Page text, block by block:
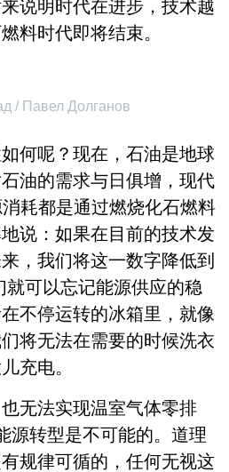
说明时代在进步，技术越
料时代即将结束。
/ Павел Долганов
何呢？现在，石油是地球
油的需求与日俱增，现代
耗都是通过燃烧化石燃料
说：如果在目前的技术发
，我们将这一数字降低到
可以忘记能源供应的稳
不停运转的冰箱里，就像
将无法在需要的时候洗衣
充电。
无法实现温室气体零排
源转型是不可能的。道理
规律可循的，任何无视这